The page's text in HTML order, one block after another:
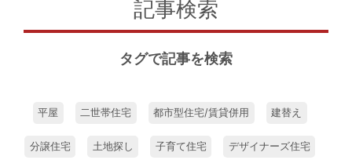
記事検索
タグで記事を検索
平屋 二世帯住宅 都市型住宅/賃貸併用 建替え
分譲住宅 土地探し 子育て住宅 デザイナーズ住宅